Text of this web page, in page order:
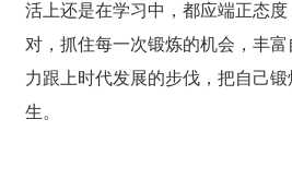
活上还是在学习中，都应端正态
对，抓住每一次锻炼的机会，丰
力跟上时代发展的步伐，把自己
生。